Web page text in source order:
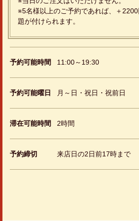
※5名様以上のご予約であれば、＋
題が付けられます。
予約可能時間 11:00～19:30
予約可能曜日 月～日・祝日・祝前日
滞在可能時間 2時間
予約締切 来店日の2日前17時まで
この店舗情報をシェ
豪華6300円税込９品コース☆ | 山泉楼
栃木県宇都宮市東宿郷３-3-3
https://sansenro.owst.jp/courses/510206